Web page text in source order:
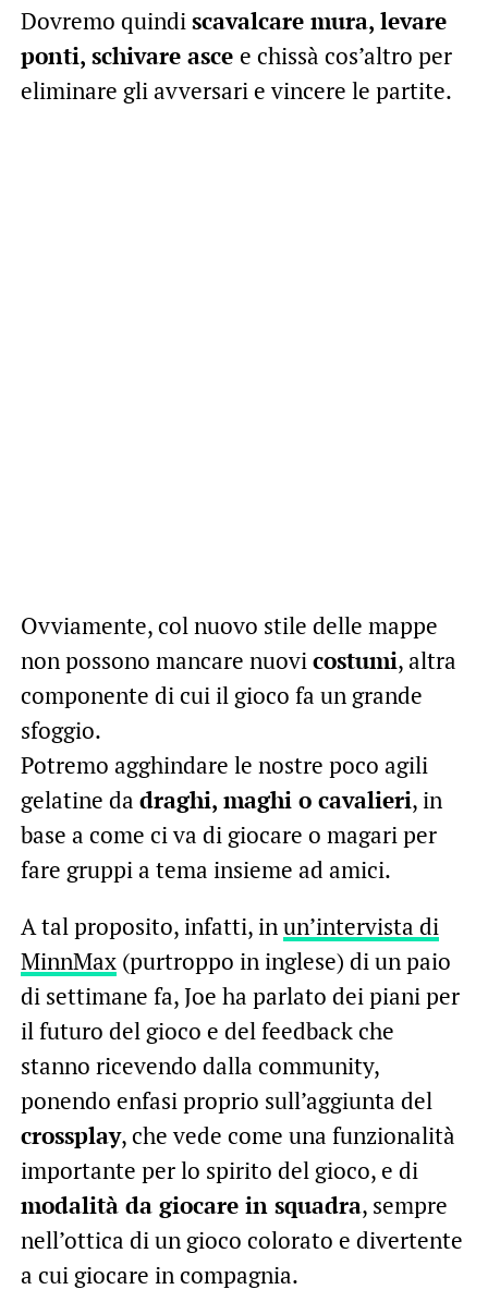
Dovremo quindiscavalcare mura, levare
ponti, schivare asce e chissà cos’altro per
eliminare gli avversari e vincere le partite.
Ovviamente, col nuovo stile delle mappe
non possono mancare nuovicostumi, altra
componente di cui il gioco fa un grande
sfoggio.
Potremo agghindare le nostre poco agili
gelatine da draghi, maghi o cavalieri, in
base a come ci va di giocare o magari per
fare gruppi a tema insieme ad amici.
A tal proposito, infatti, inun’intervista di
MinnMax(purtroppo in inglese) di un paio
di settimane fa, Joe ha parlato dei piani per
il futuro del gioco e del feedback che
stanno ricevendo dalla community,
ponendo enfasi proprio sull’aggiunta del
crossplay, che vede come una funzionalità
importante per lo spirito del gioco, e di
modalità da giocare in squadra, sempre
nell’ottica di un gioco colorato e divertente
a cui giocare in compagnia.